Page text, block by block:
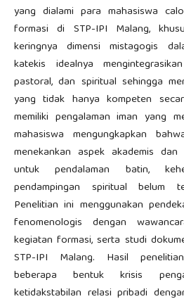
yang dialami para mahasiswa
formasi di STP-IPI Malang,
keringnya dimensi mistagogis
katekis idealnya
pastoral, dan spiritual sehingga
yang tidak hanya kompeten
memiliki pengalaman iman yang
mahasiswa mengungkapkan
menekankan aspek akademis
untuk pendalaman batin,
pendampingan spiritual belum
Penelitian ini menggunakan
fenomenologis dengan
kegiatan formasi, serta studi
STP-IPI Malang. Hasil
beberapa bentuk krisis
ketidakstabilan relasi pribadi